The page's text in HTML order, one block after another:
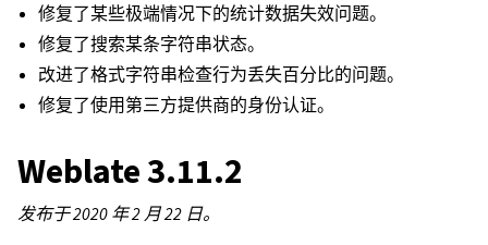
修复了某些极端情况下的统计数据失效问题。
修复了搜索某条字符串状态。
改进了格式字符串检查行为丢失百分比的问题。
修复了使用第三方提供商的身份认证。
Weblate 3.11.2
发布于 2020 年 2 月 22 日。